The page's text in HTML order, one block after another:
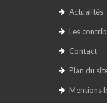
Actualités
Les
Contact
Plan du
Mentions